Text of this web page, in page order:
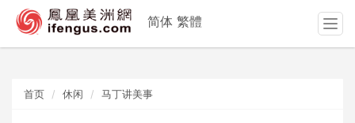
首页 休闲 马丁讲美事
简体 繁體
T
o